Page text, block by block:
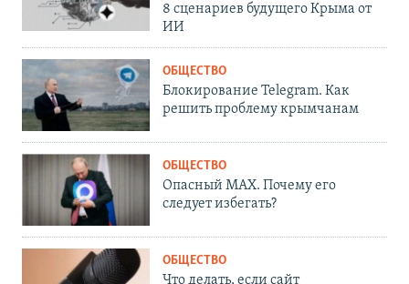
8 сценариев будущего Крыма от
ИИ
ОБЩЕСТВО
Блокирование Telegram. Как
решить проблему крымчанам
ОБЩЕСТВО
Опасный MAX. Почему его
следует избегать?
ОБЩЕСТВО
Что делать, если сайт